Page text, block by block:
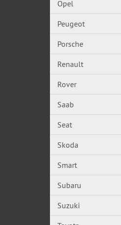
Opel
Peugeot
Porsche
Renault
Rover
Saab
Seat
Skoda
Smart
Subaru
Suzuki